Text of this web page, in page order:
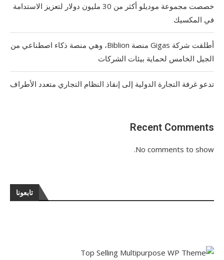
خصصت مجموعة موديلو أكثر من 30 مليون دولار لتعزيز الاستدامة
في المكسيك
أطلقت شركة Gigas منصة Biblion، وهي منصة ذكاء اصطناعي من
الجيل الخامس لحماية بيئات الشركات
تدعو غرفة التجارة الدولية إلى إنقاذ النظام التجاري متعدد الأطراف
Recent Comments
No comments to show.
تابعونا